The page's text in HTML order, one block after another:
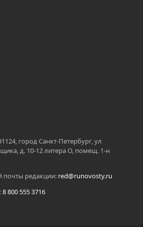
город Санкт-Петербург, ул
д. 10-12 литера О, помещ. 1-н
почты редакции: red@runovosty.ru
8 800 555 3716